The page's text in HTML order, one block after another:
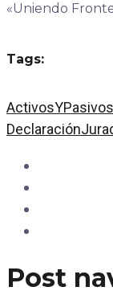
«Uniendo
Tags:
Post